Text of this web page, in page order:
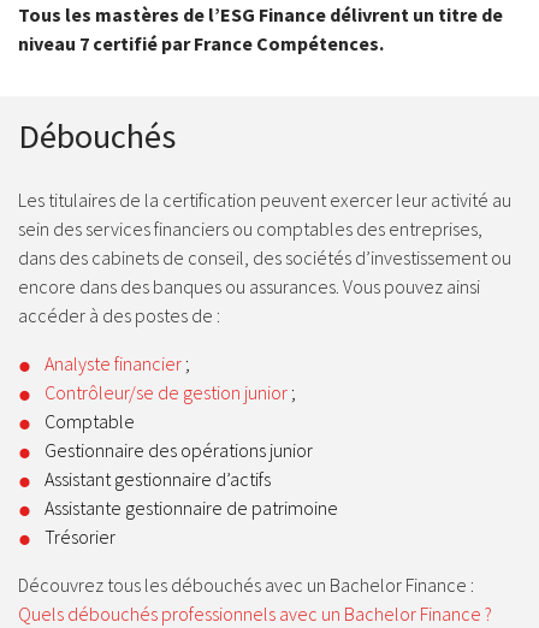
Tous les mastères de l’ESG Finance délivrent un titre de
niveau 7 certifié par France Compétences.
Débouchés
Les titulaires de la certification peuvent exercer leur activité au
sein des services financiers ou comptables des entreprises,
dans des cabinets de conseil, des sociétés d’investissement ou
encore dans des banques ou assurances. Vous pouvez ainsi
accéder à des postes de :
Analyste financier ;
Contrôleur/se de gestion junior ;
Comptable
Gestionnaire des opérations junior
Assistant gestionnaire d’actifs
Assistante gestionnaire de patrimoine
Trésorier
Découvrez tous les débouchés avec un Bachelor Finance :
Quels débouchés professionnels avec un Bachelor Finance ?